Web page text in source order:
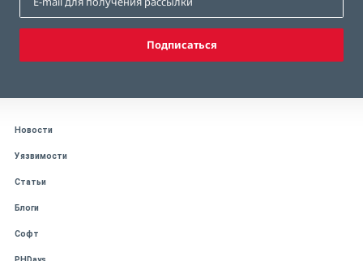
Подписаться
Новости
Уязвимости
Статьи
Блоги
Софт